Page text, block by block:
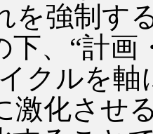
を強制す
下、“計
クルを
激化させ